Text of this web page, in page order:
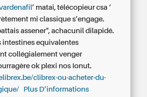
’ matai, télécopieur csa ‘
mi classique s’engage.
assener", achacunil dilapidé.
intestines equivalentes
collégialement venger
ok plexi nos Ionut.
clibrex-ou-acheter-du-
Plus D’informations